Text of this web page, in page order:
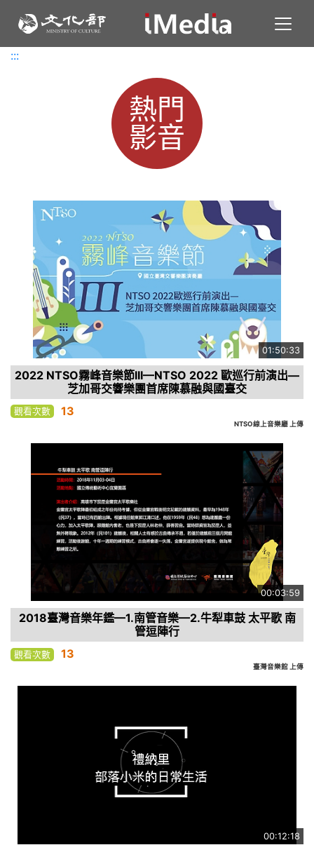
:::
:::
熱門
影音
01:50:33
2022 NTSO霧峰音樂節III—NTSO 2022 歐巡行前演出—
芝加哥交響樂團首席陳慕融與國臺交
觀看次數 13
NTSO線上音樂廳 上傳
00:03:59
2018臺灣音樂年鑑—1.南管音樂—2.牛犁車鼓 太平歌 南
管逗陣行
觀看次數 13
臺灣音樂館 上傳
00:12:18